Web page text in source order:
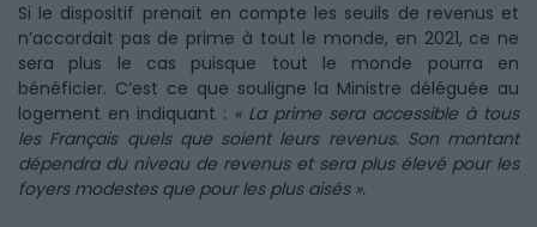
Si le dispositif prenait en compte les seuils de revenus et
n’accordait pas de prime à tout le monde, en 2021, ce ne
sera plus le cas puisque tout le monde pourra en
bénéficier. C’est ce que souligne la Ministre déléguée au
logement en indiquant : « La prime sera accessible à tous
les Français quels que soient leurs revenus. Son montant
dépendra du niveau de revenus et sera plus élevé pour les
foyers modestes que pour les plus aisés ».